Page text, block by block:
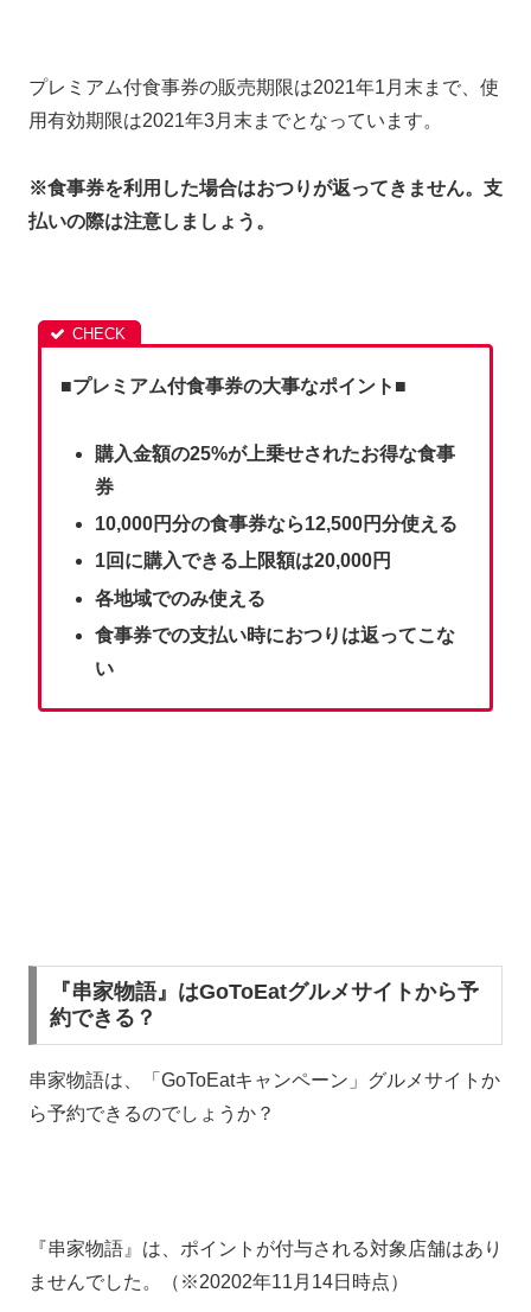
プレミアム付食事券の販売期限は2021年1月末まで、使
用有効期限は2021年3月末までとなっています。
※食事券を利用した場合はおつりが返ってきません。支
払いの際は注意しましょう。
■プレミアム付食事券の大事なポイント■
購入金額の25%が上乗せされたお得な食事
券
10,000円分の食事券なら12,500円分使える
1回に購入できる上限額は20,000円
各地域でのみ使える
食事券での支払い時におつりは返ってこな
い
『串家物語』はGoToEatグルメサイトから予
約できる？
串家物語は、「GoToEatキャンペーン」グルメサイトか
ら予約できるのでしょうか？
『串家物語』は、ポイントが付与される対象店舗はあり
ませんでした。（※20202年11月14日時点）